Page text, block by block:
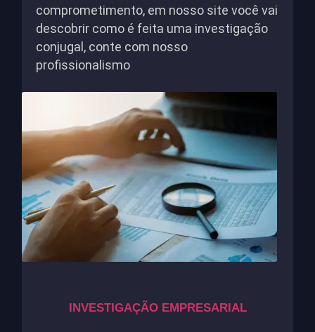
comprometimento, em nosso site você vai
descobrir como é feita uma investigação
conjugal, conte com nosso
profissionalismo
INVESTIGAÇÃO EMPRESARIAL